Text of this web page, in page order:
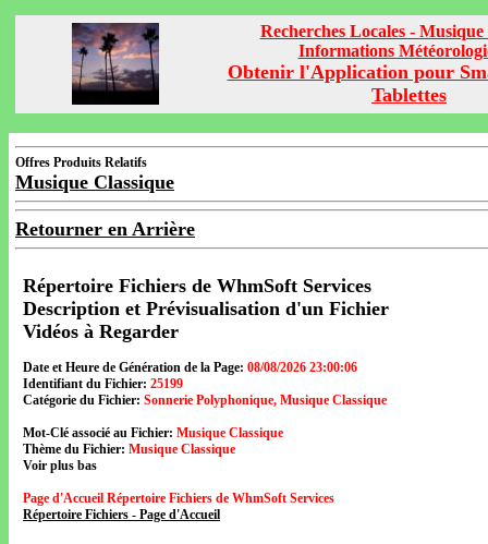
Recherches Locales - Musique
Informations
Obtenir l'Application pour
Tablettes
Offres Produits Relatifs
Musique Classique
Retourner en Arrière
Répertoire Fichiers de WhmSoft Services
Description et Prévisualisation d'un Fichier
Vidéos à Regarder
Date et Heure de Génération de la Page: 08/08/2026 23:00:06
Identifiant du Fichier: 25199
Catégorie du Fichier: Sonnerie Polyphonique, Musique Classique
Mot-Clé associé au Fichier: Musique Classique
Thème du Fichier: Musique Classique
Voir plus bas
Page d'Accueil Répertoire Fichiers de WhmSoft Services
Répertoire Fichiers - Page d'Accueil